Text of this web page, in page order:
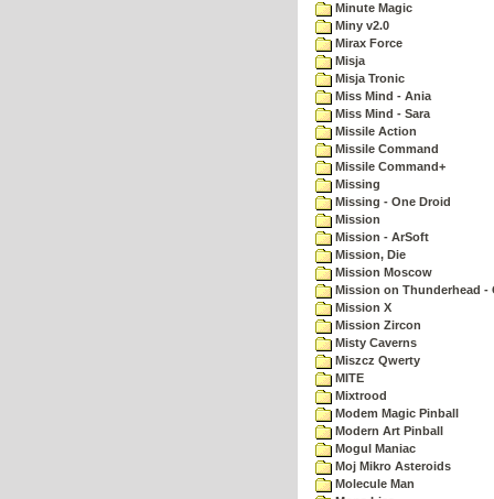
Minute Magic
Miny v2.0
Mirax Force
Misja
Misja Tronic
Miss Mind - Ania
Miss Mind - Sara
Missile Action
Missile Command
Missile Command+
Missing
Missing - One Droid
Mission
Mission - ArSoft
Mission, Die
Mission Moscow
Mission on Thunderhead -
Mission X
Mission Zircon
Misty Caverns
Miszcz Qwerty
MITE
Mixtrood
Modem Magic Pinball
Modern Art Pinball
Mogul Maniac
Moj Mikro Asteroids
Molecule Man